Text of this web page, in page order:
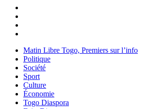
Matin Libre Togo, Premiers sur l’info
Politique
Société
Sport
Culture
Économie
Togo Diaspora